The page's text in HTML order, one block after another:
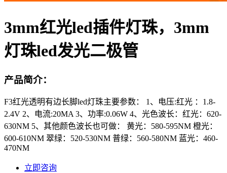
3mm红光led插件灯珠，3mm
灯珠led发光二极管
产品简介：
F3红光透明有边长脚led灯珠主要参数： 1、电压:红光 ：1.8-
2.4V 2、电流:20MA 3、功率:0.06W 4、光色波长：红光：620-
630NM 5、其他颜色波长也可做： 黄光：580-595NM 橙光：
600-610NM 翠绿：520-530NM 普绿：560-580NM 蓝光：460-
470NM
立即咨询